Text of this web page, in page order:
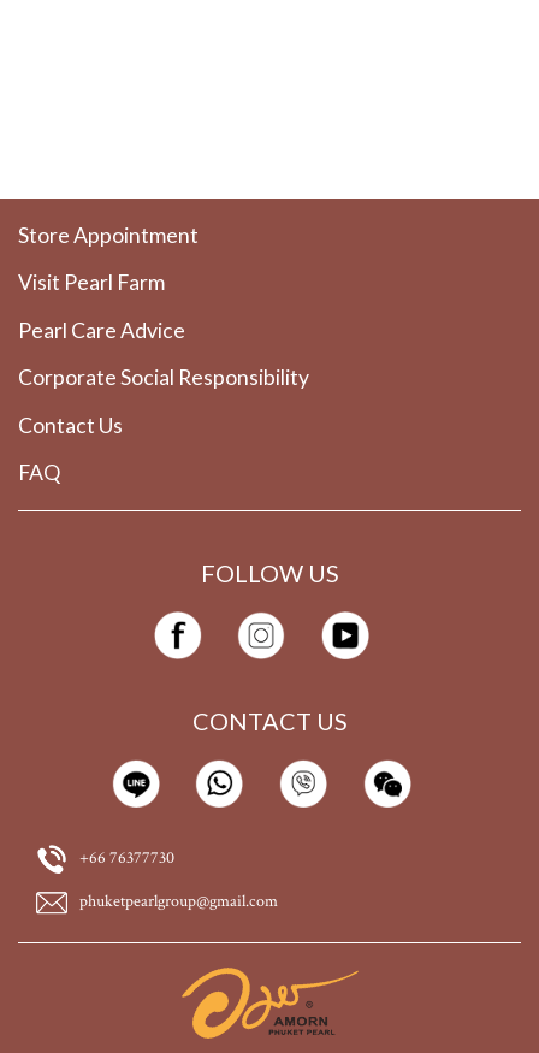
Store Appointment
Visit Pearl Farm
Pearl Care Advice
Corporate Social Responsibility
Contact Us
FAQ
FOLLOW US
CONTACT US
+66 76377730
phuketpearlgroup@gmail.com